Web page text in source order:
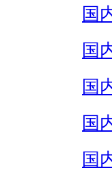
国
国
国
国
国